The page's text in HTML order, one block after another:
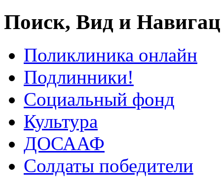
Поиск, Вид и
Поликлиника онлайн
Подлинники!
Социальный фонд
Культура
ДОСААФ
Солдаты победители